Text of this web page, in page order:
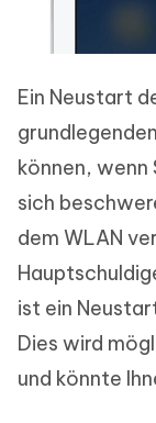
Ein Neustart
können, wenn
sich
dem WLAN
ist ein
Dies wird
und könnte